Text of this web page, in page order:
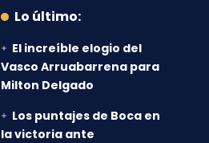
Lo último:
El increíble elogio del
Vasco Arruabarrena para
Milton Delgado
Los puntajes de Boca en
la victoria ante